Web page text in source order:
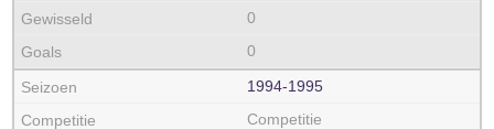
0
0
1994‑1995
Competitie